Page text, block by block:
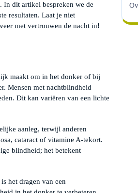
dit artikel bespreken we de
resultaten. Laat je niet
met vertrouwen de nacht in!
maakt om in het donker of bij
Mensen met nachtblindheid
Dit kan variëren van een lichte
aanleg, terwijl anderen
cataract of vitamine A-tekort.
blindheid; het betekent
het dragen van een